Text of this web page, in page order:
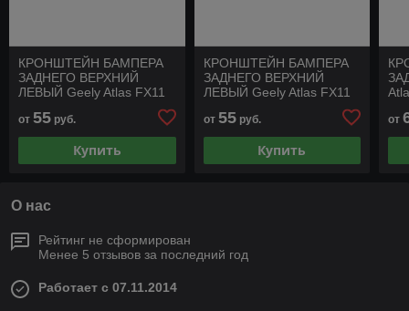
КРОНШТЕЙН БАМПЕРА
ЗАДНЕГО ВЕРХНИЙ
ЛЕВЫЙ Geely Atlas FX11
от 55 руб.
Купить
КРОНШТЕЙН БАМПЕРА
ЗАДНЕГО ВЕРХНИЙ
ЛЕВЫЙ Geely Atlas FX11
от 55руб.
Купить
от
О нас
Рейтинг не сформирован
Менее 5 отзывов за последний год
Работает с 07.11.2014